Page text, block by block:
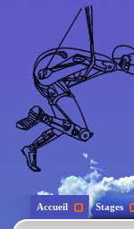
Accueil Stages